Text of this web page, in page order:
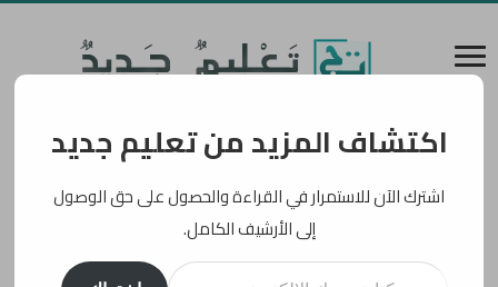
اكتشاف المزيد من تعليم جديد
اشترك الآن للاستمرار في القراءة والحصول على حق الوصول
إلى الأرشيف الكامل.
كتابة بريدك الإلكتروني...